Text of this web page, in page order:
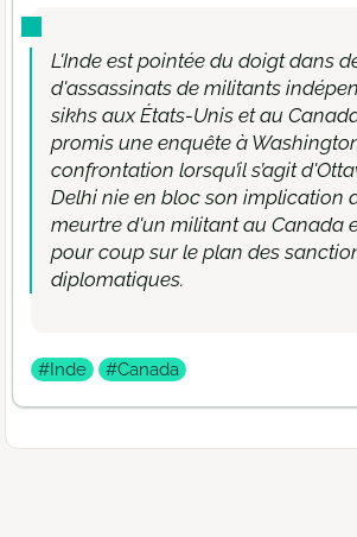
L'Inde est pointée du doigt dans
d'assassinats de militants
sikhs aux États-Unis et au
promis une enquête à
confrontation lorsqu’il s’agit
Delhi nie en bloc son implication
meurtre d'un militant au Canada
pour coup sur le plan des
diplomatiques.
#Inde #Canada